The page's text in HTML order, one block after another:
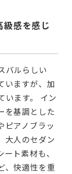
感を感じ
バルらしい
いますが、加
います。 イン
を基調とした
ピアノブラッ
大人のセダン
ト素材も、
、快適性を重